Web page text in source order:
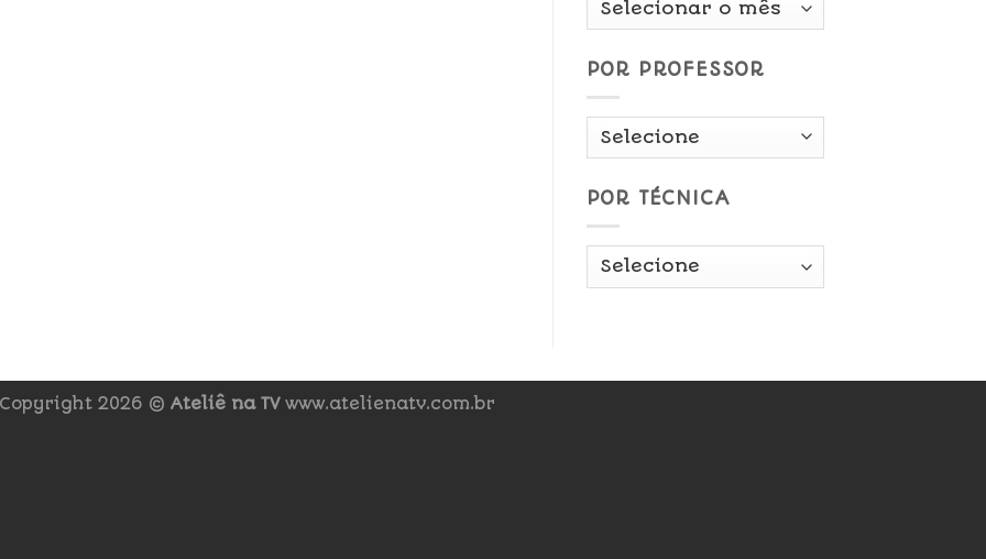
POR PROFESSOR
POR TÉCNICA
Copyright 2026 © Ateliê na TVwww.atelienatv.com.br